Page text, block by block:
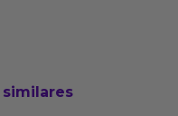
similares